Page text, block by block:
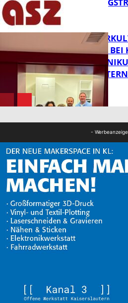
FB News
FB News
NEUER
TREFFPUNKT BEI
IM
KAISERSLAUTERN
-